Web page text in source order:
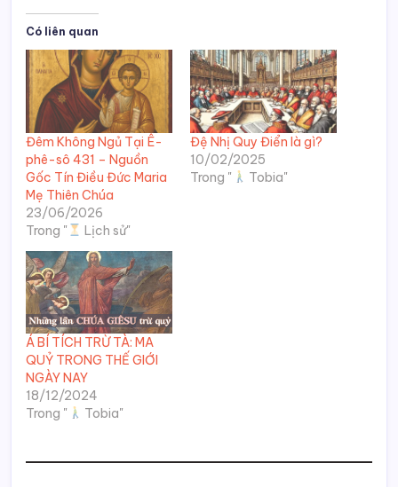
Có liên quan
Đêm Không Ngủ Tại Ê-
phê-sô 431 – Nguồn
Gốc Tín Điều Đức Maria
Mẹ Thiên Chúa
23/06/2026
Trong "
Lịch sử"
Đệ Nhị Quy Điển là gì?
10/02/2025
Trong "
Tobia"
Á BÍ TÍCH TRỪ TÀ: MA
QUỶ TRONG THẾ GIỚI
NGÀY NAY
18/12/2024
Trong "
Tobia"